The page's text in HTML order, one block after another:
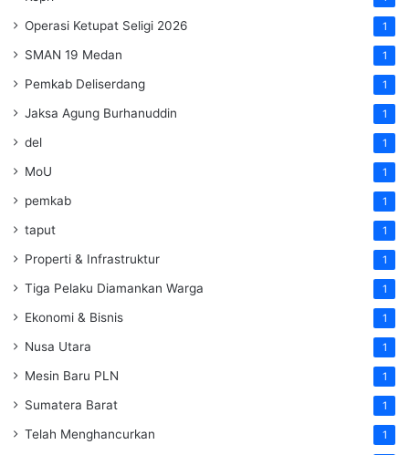
Operasi Ketupat Seligi 2026 1
SMAN 19 Medan 1
Pemkab Deliserdang 1
Jaksa Agung Burhanuddin 1
del 1
MoU 1
pemkab 1
taput 1
Properti & Infrastruktur 1
Tiga Pelaku Diamankan Warga 1
Ekonomi & Bisnis 1
Nusa Utara 1
Mesin Baru PLN 1
Sumatera Barat 1
Telah Menghancurkan 1